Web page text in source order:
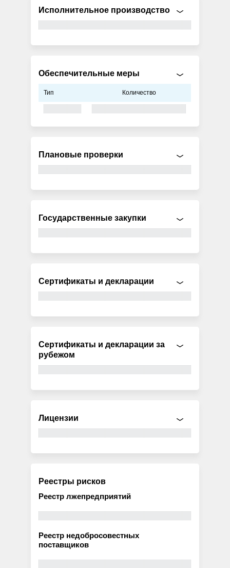
Исполнительное производство
Обеспечительные меры
Тип Количество
Плановые проверки
Государственные закупки
Сертификаты и декларации
Сертификаты и декларации за
рубежом
Лицензии
Реестры рисков
Реестр лжепредприятий
Реестр недобросовестных
поставщиков